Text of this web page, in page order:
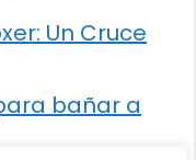
Un Cruce
bañar a